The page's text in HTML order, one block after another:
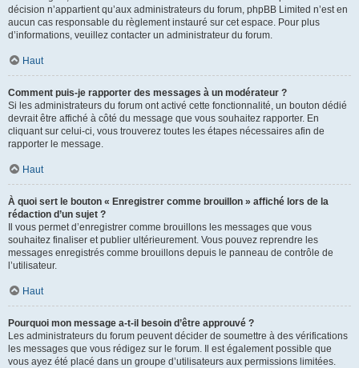
décision n’appartient qu’aux administrateurs du forum, phpBB Limited n’est en
aucun cas responsable du règlement instauré sur cet espace. Pour plus
d’informations, veuillez contacter un administrateur du forum.
Haut
Comment puis-je rapporter des messages à un modérateur ?
Si les administrateurs du forum ont activé cette fonctionnalité, un bouton dédié
devrait être affiché à côté du message que vous souhaitez rapporter. En
cliquant sur celui-ci, vous trouverez toutes les étapes nécessaires afin de
rapporter le message.
Haut
À quoi sert le bouton « Enregistrer comme brouillon » affiché lors de la
rédaction d’un sujet ?
Il vous permet d’enregistrer comme brouillons les messages que vous
souhaitez finaliser et publier ultérieurement. Vous pouvez reprendre les
messages enregistrés comme brouillons depuis le panneau de contrôle de
l’utilisateur.
Haut
Pourquoi mon message a-t-il besoin d’être approuvé ?
Les administrateurs du forum peuvent décider de soumettre à des vérifications
les messages que vous rédigez sur le forum. Il est également possible que
vous ayez été placé dans un groupe d’utilisateurs aux permissions limitées.